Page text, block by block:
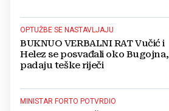
OPTUŽBE SE NASTAVLJAJU
BUKNUO VERBALNI RAT Vučić i
Helez se posvađali oko Bugojna,
padaju teške riječi
MINISTAR FORTO POTVRDIO